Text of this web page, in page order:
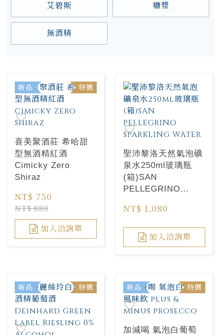
艾碧斯 糖漿
無酒精
新品 特價
喜美聚酒莊 希哈甜
型無酒精紅酒
Cimicky Zero
Shiraz
NT$ 750
NT$ 880
加入洽詢單
聖沛黎洛天然氣泡礦
泉水250ml玻璃瓶
(箱)SAN
PELLEGRINO
WATER
NT$ 1,080
加入洽詢單
新品 特價 新品 特價
加減喝 氣泡白葡萄